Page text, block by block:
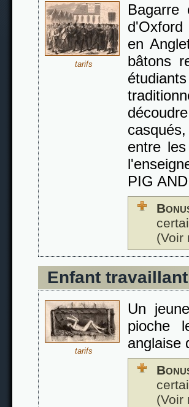
tarifs
Bagarre
en
bâtons
entre
PIG
(Voir
Enfant
tarifs
Un
pioche
anglaise
(Voir